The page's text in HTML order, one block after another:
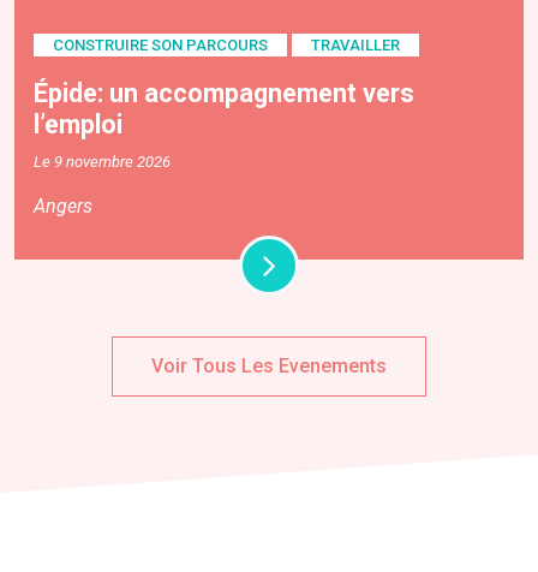
CONSTRUIRE SON PARCOURS TRAVAILLER
Épide: un accompagnement vers
l’emploi
Le 9 novembre 2026
Angers
Voir Tous Les Evenements